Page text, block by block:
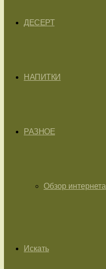
ДЕСЕРТ
НАПИТКИ
РАЗНОЕ
Обзор интернета
Искать